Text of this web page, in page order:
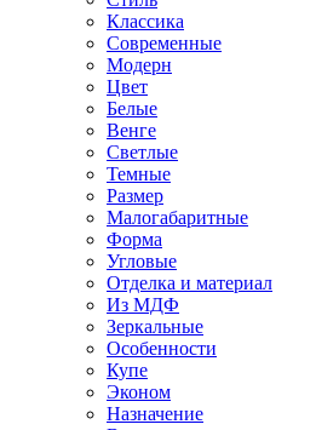
Классика
Современные
Модерн
Цвет
Белые
Венге
Светлые
Темные
Размер
Малогабаритные
Форма
Угловые
Отделка и материал
Из МДФ
Зеркальные
Особенности
Купе
Эконом
Назначение